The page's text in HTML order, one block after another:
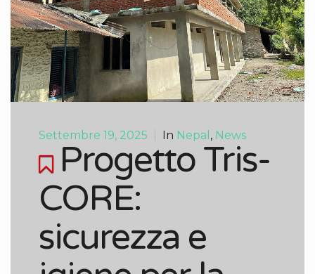
Settembre 19, 2025 In Nepal , News
Progetto Tris-
CORE:
sicurezza e